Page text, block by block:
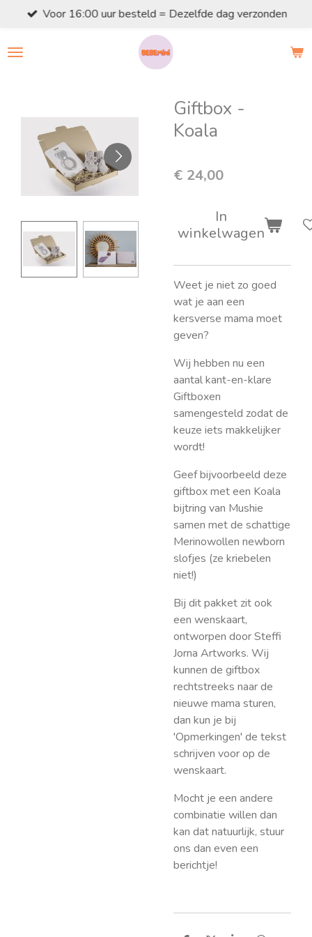
naar
Voor 16:00 uur besteld = Dezelfde dag verzonden
Giftbox -
Koala
€ 24,00
In
winkelwagen
Weet je niet zo goed
wat je aan een
kersverse mama moet
geven?
Wij hebben nu een
aantal kant-en-klare
Giftboxen
samengesteld zodat de
keuze iets makkelijker
wordt!
Geef bijvoorbeeld deze
giftbox met een Koala
bijtring van Mushie
samen met de schattige
Merinowollen newborn
slofjes (ze kriebelen
niet!)
Bij dit pakket zit ook
een wenskaart,
ontworpen door Steffi
Jorna Artworks. Wij
kunnen de giftbox
rechtstreeks naar de
nieuwe mama sturen,
dan kun je bij
'Opmerkingen' de tekst
schrijven voor op de
wenskaart.
Mocht je een andere
combinatie willen dan
kan dat natuurlijk, stuur
ons dan even een
berichtje!